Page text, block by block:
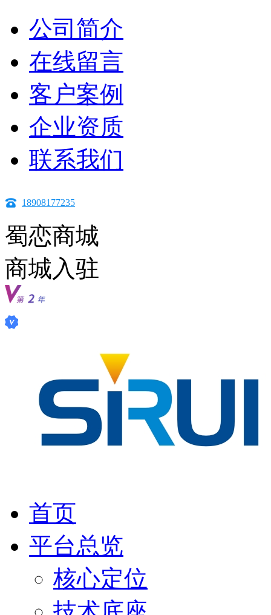
公司简介
在线留言
客户案例
企业资质
联系我们
18908177235
蜀恋商城
商城入驻
首页
平台总览
核心定位